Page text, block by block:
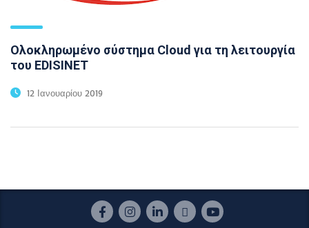
Ολοκληρωμένο σύστημα Cloud για τη λειτουργία
του EDISINET
12 Ιανουαρίου 2019